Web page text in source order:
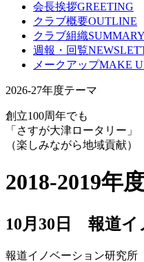
会長挨拶GREETING
クラブ概要OUTLINE
クラブ組織SUMMARY
週報・回覧
メークアップMAKE
2026-27年度テーマ
創立100周年でも
「さすが大津ロータリー」
（楽しみながら地域貢献）
2018-2019年
10月30日 報道
報道イノベーション研究